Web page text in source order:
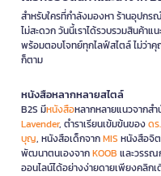
สำหรับใครที่กำลังมองหา ร้านอุปกร
ไม่สะดวก วันนี้เราได้รวบรวมสินค้า
พร้อมตอบโจทย์ทุกไลฟ์สไตล์ ไม่ว่า
ก็ตาม
หนังสือหลากหลายสไตล์
B2S มีหนังสือหลากหลายแนวจากส
Lavender, ตำราเรียนเข้มข้นของด
บุญ, หนังสือเด็กจากMIS หนังสือจิ
พัฒนาตนเองจากKOOB และวรรณ
ออนไลน์ได้อย่างง่ายดายเพียงคลิกเ